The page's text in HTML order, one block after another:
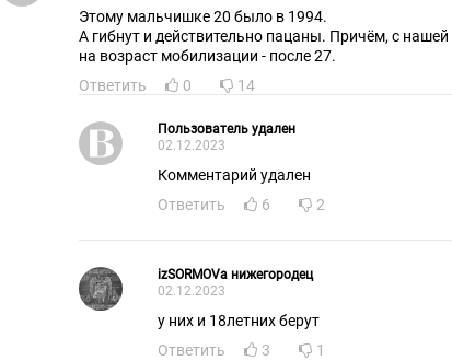
Этому мальчишке 20 было в 1994.
А гибнут и действительно пацаны. Причём, с
на возраст мобилизации - после 27.
Ответить
0 14
Пользователь удален
02.12.2023
Комментарий удален
Ответить
6 2
izSORMOVa нижегородец
02.12.2023
у них и 18летних берут
Ответить
3 1